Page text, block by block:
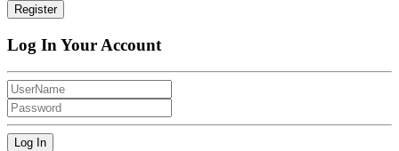
Log In Your Account